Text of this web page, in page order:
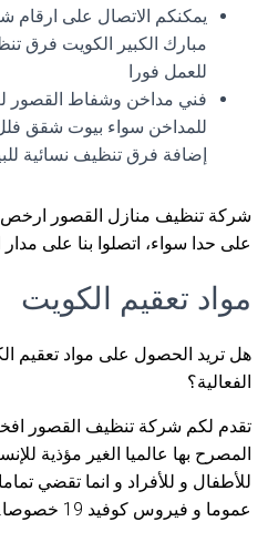
يمكنكم الاتصال على ارقام
مبارك الكبير الكويت فرق
للعمل فورا
فني مداخن وشفاط القصور
للمداخن سواء بيوت شقق
إضافة فرق تنظيف نسائية
شركة تنظيف منازل القصور ارخص
على حدا سواء، اتصلوا بنا على مدار الساعة
مواد تعقيم الكويت
هل تريد الحصول على مواد تعقيم
الفعالية؟
تقدم لكم شركة تنظيف القصور
المصرح بها عالميا الغير مؤذية
للأطفال و للأفراد و انما تقضي
عموما و فيروس كوفيد 19 خصوصا.